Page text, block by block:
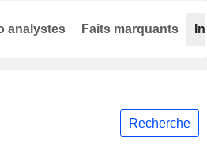
Recherche
analystes Faits marquants